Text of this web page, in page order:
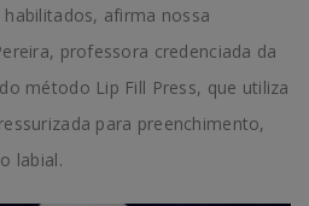
afirma nossa
professora credenciada da
método Lip Fill Press, que utiliza
para preenchimento,
labial.